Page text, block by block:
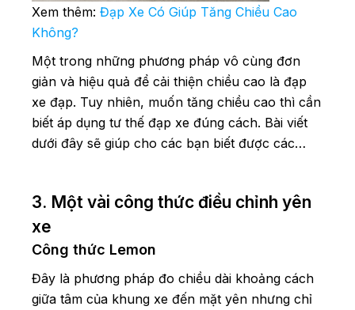
Xem thêm: Đạp Xe Có Giúp Tăng Chiều Cao
Không?
Một trong những phương pháp vô cùng đơn
giản và hiệu quả để cải thiện chiều cao là đạp
xe đạp. Tuy nhiên, muốn tăng chiều cao thì cần
biết áp dụng tư thế đạp xe đúng cách. Bài viết
dưới đây sẽ giúp cho các bạn biết được các…
3. Một vài công thức điều chỉnh yên
xe
Công thức Lemon
Đây là phương pháp đo chiều dài khoảng cách
giữa tâm của khung xe đến mặt yên nhưng chỉ